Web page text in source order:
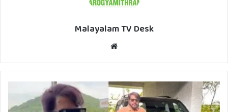
Malayalam TV Desk